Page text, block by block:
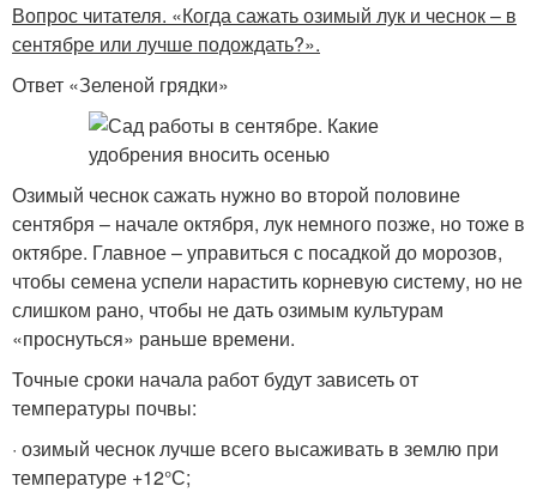
Вопрос читателя. «Когда сажать озимый лук и чеснок – в
сентябре или лучше подождать?».
Ответ «Зеленой грядки»
Озимый чеснок сажать нужно во второй половине
сентября – начале октября, лук немного позже, но тоже в
октябре. Главное – управиться с посадкой до морозов,
чтобы семена успели нарастить корневую систему, но не
слишком рано, чтобы не дать озимым культурам
«проснуться» раньше времени.
Точные сроки начала работ будут зависеть от
температуры почвы:
· озимый чеснок лучше всего высаживать в землю при
температуре +12°С;